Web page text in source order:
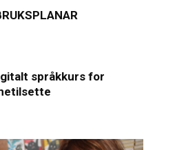
språkkurs for